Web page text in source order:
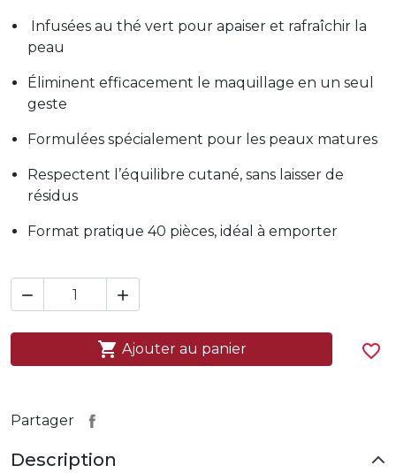
Infusées au thé vert pour apaiser et rafraîchir la
peau
Éliminent efficacement le maquillage en un seul
geste
Formulées spécialement pour les peaux matures
Respectent l’équilibre cutané, sans laisser de
résidus
Format pratique 40 pièces, idéal à emporter
 
 Ajouter au panier favorite_border
Partager
Description